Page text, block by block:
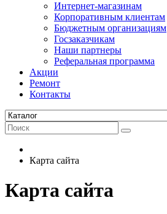
Интернет-магазинам
Корпоративным клиентам
Бюджетным организациям
Госзаказчикам
Наши партнеры
Реферальная программа
Акции
Ремонт
Контакты
Карта сайта
Карта сайта